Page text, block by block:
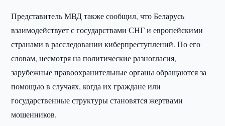
Представитель МВД также сообщил, что Беларусь
взаимодействует с государствами СНГ и европейскими
странами в расследовании киберпреступлений. По его
словам, несмотря на политические разногласия,
зарубежные правоохранительные органы обращаются за
помощью в случаях, когда их граждане или
государственные структуры становятся жертвами
мошенников.